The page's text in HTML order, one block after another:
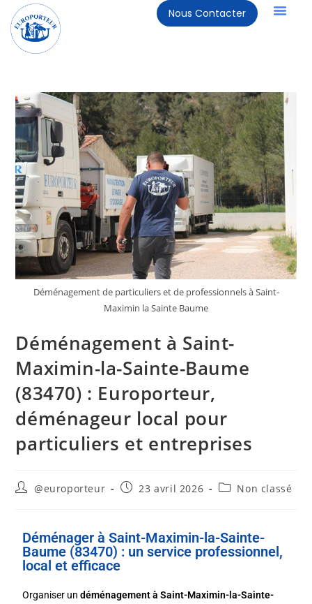
Nous Contacter
Déménagement de particuliers et de professionnels à Saint-
Maximin la Sainte Baume
Déménagement à Saint-
Maximin-la-Sainte-Baume
(83470) : Europorteur,
déménageur local pour
particuliers et entreprises
@europorteur 23 avril 2026 Non classé
Déménager à Saint-Maximin-la-Sainte-
Baume (83470) : un service professionnel,
local et efficace
Organiser undéménagement à Saint-Maximin-la-Sainte-